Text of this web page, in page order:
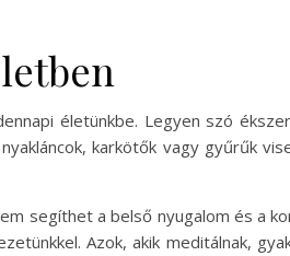
életünkbe. Legyen szó
karkötők vagy gyűrűk
segíthet a belső nyugalom és a
Azok, akik meditálnak,